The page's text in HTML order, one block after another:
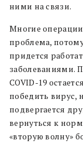
ними на связи.
Многие
проблема,
придется
заболеваниями.
COVID-19
победить вирус,
подвергается
вернуться к
«вторую волну»